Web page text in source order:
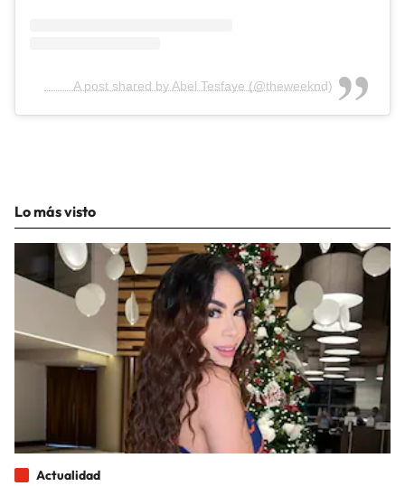
A post shared by Abel Tesfaye (@theweeknd)
Lo más visto
Actualidad